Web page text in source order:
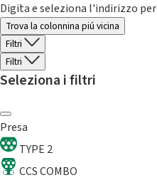
Digita e seleziona l'indirizzo
Trova la colonnina piú vicina
Filtri
Filtri
Seleziona i filtri
Presa
TYPE 2
CCS COMBO